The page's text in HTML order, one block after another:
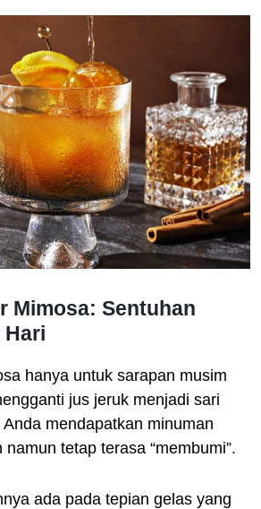
Mimosa: Sentuhan
Hari
hanya untuk sarapan musim
jus jeruk menjadi sari
mendapatkan minuman
tetap terasa “membumi”.
ada pada tepian gelas yang